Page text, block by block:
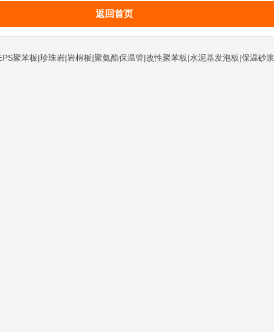
返回首页
聚苯板|珍珠岩|岩棉板|聚氨酯保温管|改性聚苯板|水泥基发泡板|保温砂浆